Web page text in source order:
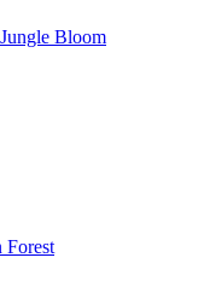
Bloom
Forest